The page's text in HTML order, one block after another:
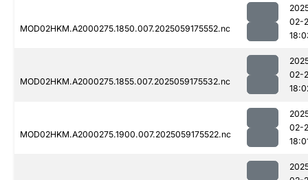
MOD02HKM.A2000275.1850.007.2025059175552.nc
02-
MOD02HKM.A2000275.1855.007.2025059175532.nc
02-
MOD02HKM.A2000275.1900.007.2025059175522.nc
02-